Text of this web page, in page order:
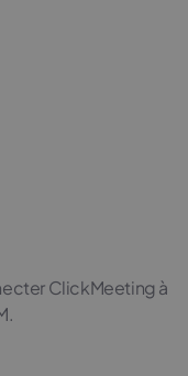
ClickMeeting à